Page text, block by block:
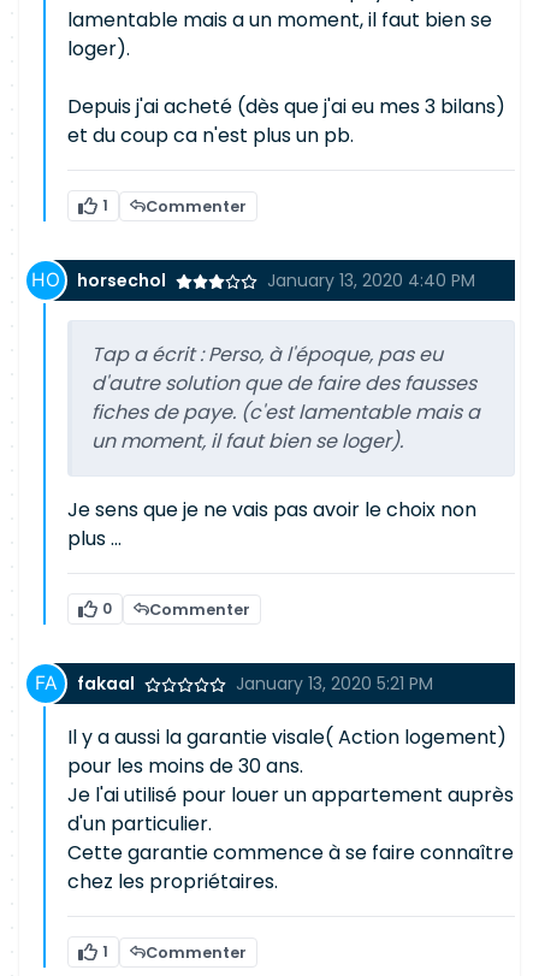
lamentable mais a un moment, il faut bien se
loger).
Depuis j'ai acheté (dès que j'ai eu mes 3 bilans)
et du coup ca n'est plus un pb.
1 Commenter
horsechol January 13, 2020 4:40 PM
Tap a écrit :Perso, à l'époque, pas eu
d'autre solution que de faire des fausses
fiches de paye. (c'est lamentable mais a
un moment, il faut bien se loger).
Je sens que je ne vais pas avoir le choix non
plus ...
0 Commenter
fakaal January 13, 2020 5:21 PM
Il y a aussi la garantie visale( Action logement)
pour les moins de 30 ans.
Je l'ai utilisé pour louer un appartement auprès
d'un particulier.
Cette garantie commence à se faire connaître
chez les propriétaires.
1 Commenter